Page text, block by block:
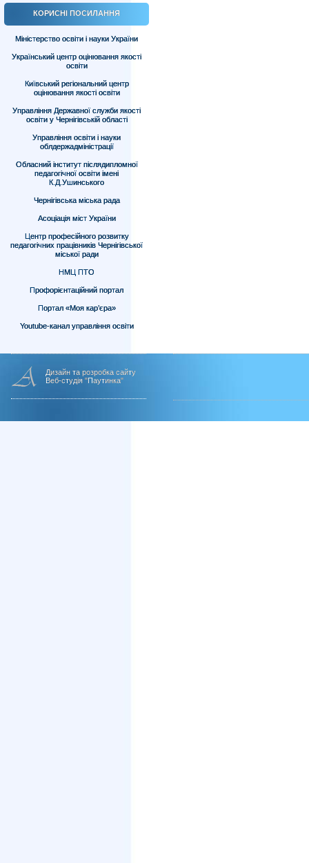
КОРИСНІ ПОСИЛАННЯ
Міністерство освіти і науки України
Український центр оцінювання якості
освіти
Київський регіональний центр
оцінювання якості освіти
Управління Державної служби якості
освіти у Чернігівській області
Управління освіти і науки
облдержадміністрації
Обласний інститут післядипломної
педагогічної освіти імені
К.Д.Ушинського
Чернігівська міська рада
Асоціація міст України
Центр професійного розвитку
педагогічних працівників Чернігівської
міської ради
НМЦ ПТО
Профорієнтаційний портал
Портал «Моя кар’єра»
Youtube-канал управління освіти
Дизайн та розробка сайту
Веб-студія "Паутинка"